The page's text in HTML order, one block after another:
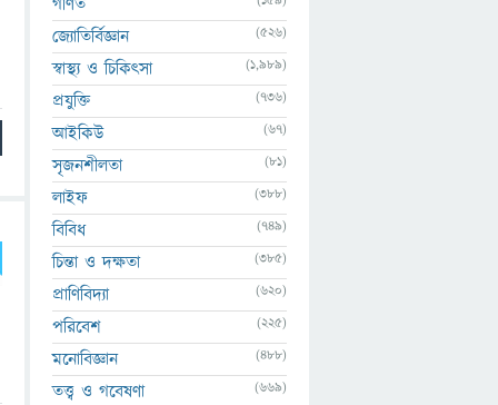
জ্যোতির্বিজ্ঞান (526)
স্বাস্থ্য ও চিকিৎসা (1,989)
প্রযুক্তি (736)
আইকিউ (67)
সৃজনশীলতা (81)
লাইফ (388)
বিবিধ (749)
চিন্তা ও দক্ষতা (385)
প্রাণিবিদ্যা (620)
পরিবেশ (225)
মনোবিজ্ঞান (488)
তত্ত্ব ও গবেষণা (669)